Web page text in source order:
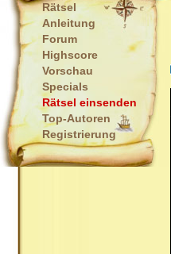
Rätsel
Anleitung
Forum
Highscore
Vorschau
Specials
Rätsel einsenden
Top-Autoren
Registrierung